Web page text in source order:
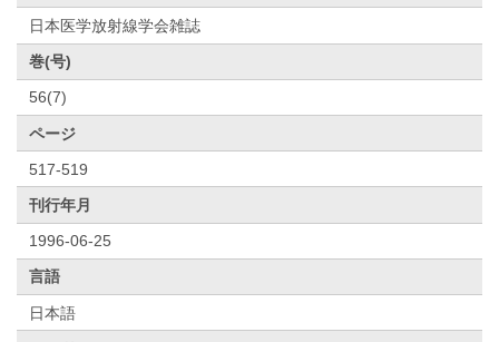
日本医学放射線学会雑誌
巻(号)
56(7)
ページ
517-519
刊行年月
1996-06-25
言語
日本語